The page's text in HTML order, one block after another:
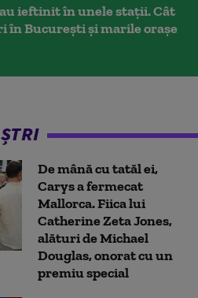
ieftinit în unele stații. Cât
în București și marile orașe
De mână cu tatăl ei,
Carys a fermecat
Mallorca. Fiica lui
Catherine Zeta Jones,
alături de Michael
Douglas, onorat cu un
premiu special